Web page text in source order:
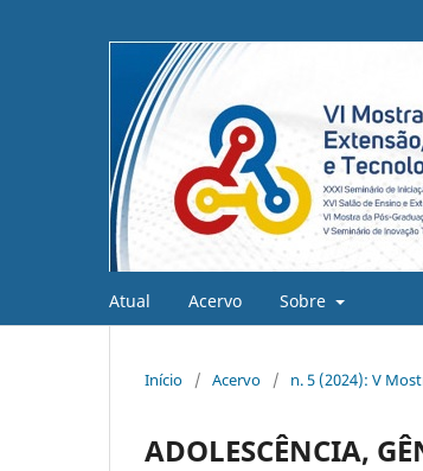
Atual Acervo Sobre
Início / Acervo / n. 5 (2024): V
ADOLESCÊNCIA,